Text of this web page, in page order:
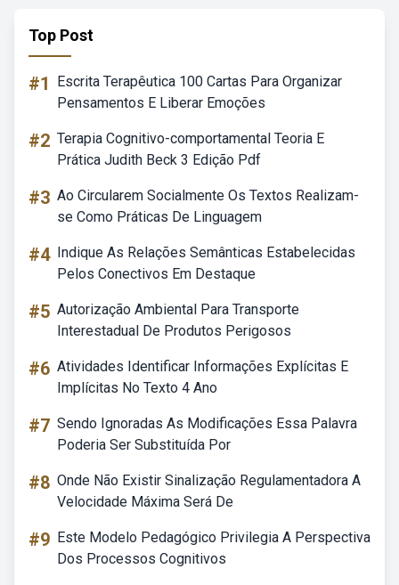
Top Post
#1
Escrita Terapêutica 100 Cartas Para Organizar
Pensamentos E Liberar Emoções
#2 Terapia Cognitivo-comportamental Teoria E
Prática Judith Beck 3 Edição Pdf
#3 Ao Circularem Socialmente Os Textos Realizam-
se Como Práticas De Linguagem
#4 Indique As Relações Semânticas Estabelecidas
Pelos Conectivos Em Destaque
#5 Autorização Ambiental Para Transporte
Interestadual De Produtos Perigosos
#6 Atividades Identificar Informações Explícitas E
Implícitas No Texto 4 Ano
#7 Sendo Ignoradas As Modificações Essa Palavra
Poderia Ser Substituída Por
#8 Onde Não Existir Sinalização Regulamentadora A
Velocidade Máxima Será De
#9 Este Modelo Pedagógico Privilegia A Perspectiva
Dos Processos Cognitivos